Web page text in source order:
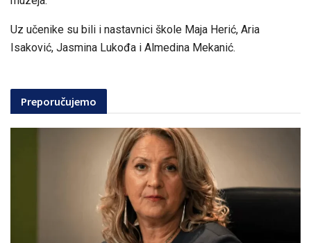
Uz učenike su bili i nastavnici škole Maja Herić, Aria
Isaković, Jasmina Lukođa i Almedina Mekanić.
Preporučujemo